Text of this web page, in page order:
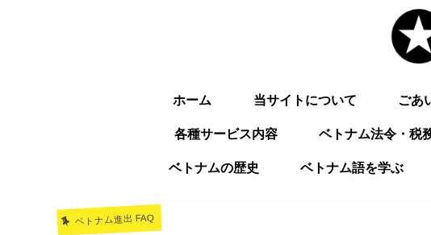
ホーム 当サイトについて ごあ
各種サービス内容 ベトナム法令・税
ベトナムの歴史 ベトナム語を学ぶ
ベトナム進出 FAQ